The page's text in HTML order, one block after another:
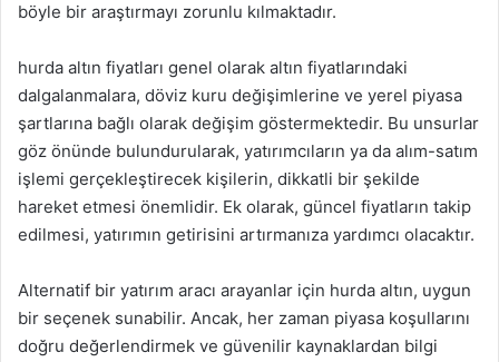
böyle bir araştırmayı zorunlu kılmaktadır.
hurda altın fiyatları genel olarak altın fiyatlarındaki
dalgalanmalara, döviz kuru değişimlerine ve yerel piyasa
şartlarına bağlı olarak değişim göstermektedir. Bu unsurlar
göz önünde bulundurularak, yatırımcıların ya da alım-satım
işlemi gerçekleştirecek kişilerin, dikkatli bir şekilde
hareket etmesi önemlidir. Ek olarak, güncel fiyatların takip
edilmesi, yatırımın getirisini artırmanıza yardımcı olacaktır.
Alternatif bir yatırım aracı arayanlar için hurda altın, uygun
bir seçenek sunabilir. Ancak, her zaman piyasa koşullarını
doğru değerlendirmek ve güvenilir kaynaklardan bilgi